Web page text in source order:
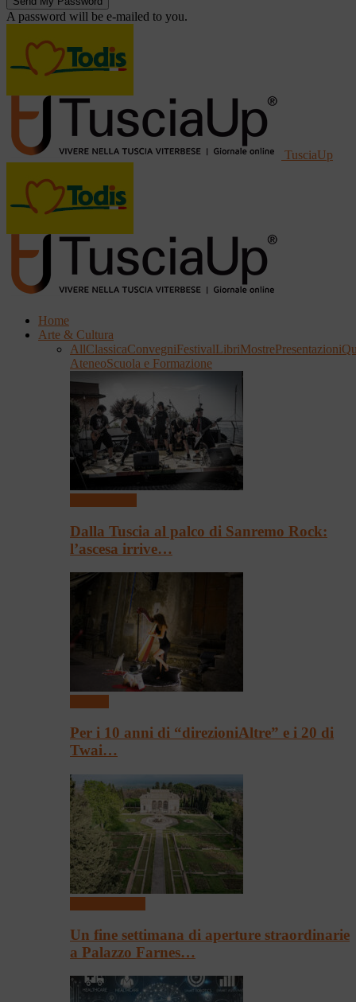
A password will be e-mailed to you.
TusciaUp
Home
Arte & Cultura
AllClassicaConvegniFestivalLibriMostrePresentazioni
AteneoScuola e Formazione
Dalla Tuscia al palco di Sanremo Rock:
l’ascesa irrive…
Per i 10 anni di “direzioniAltre” e i 20 di
Twai…
Un fine settimana di aperture straordinarie
a Palazzo Farnes…